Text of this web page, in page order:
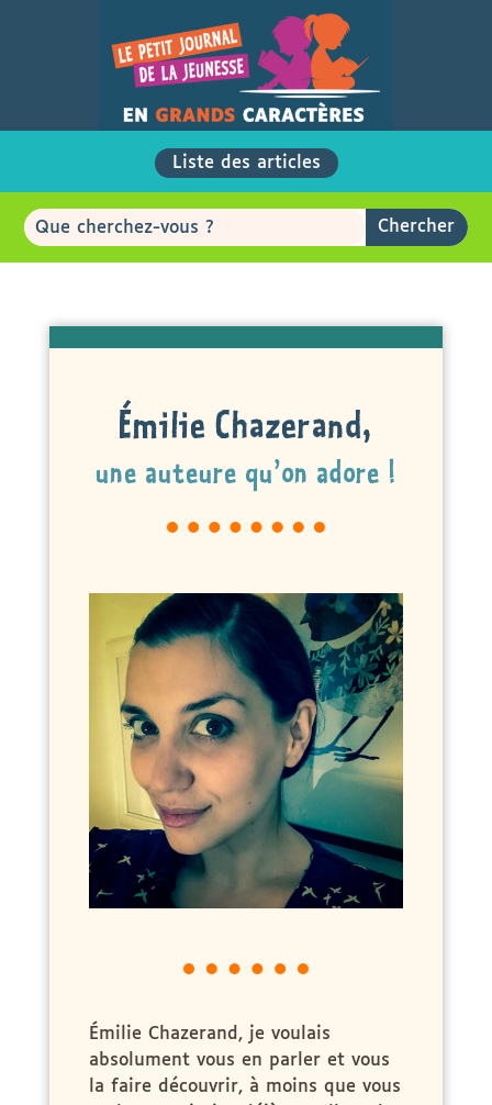
Liste des articles
Émilie Chazerand,
une auteure qu’on adore !
Émilie Chazerand, je voulais
absolument vous en parler et vous
la faire découvrir, à moins que vous